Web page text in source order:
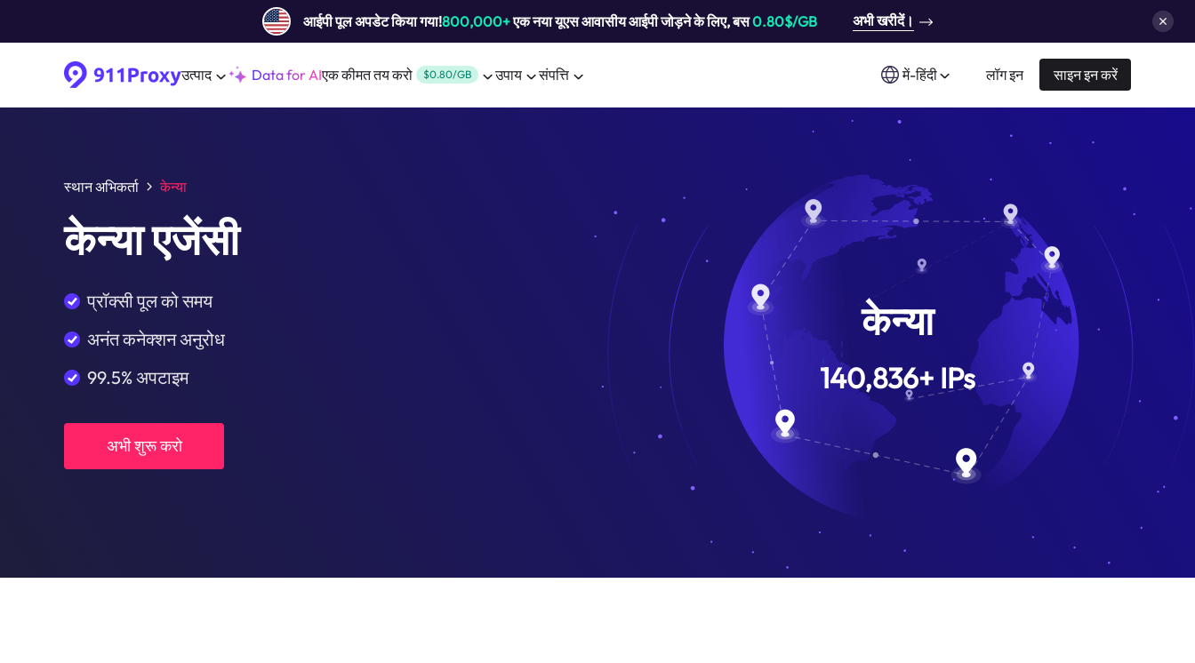
आईपी ​​पूल अपडेट किया गया!800,000+एक नया यूएस आवासीय आईपी जोड़ने के लिए, बस0.80$/GB अभी खरीदें।
उत्पाद Data for AIएक कीमत तय करो $0.80/GB उपाय संपत्ति में-हिंदी लॉग इन साइन इन करें
स्थान अभिकर्ता केन्या
केन्या एजेंसी
प्रॉक्सी पूल को समय
अनंत कनेक्शन अनुरोध
99.5% अपटाइम
अभी शुरू करो
केन्या
140,836+ IPs